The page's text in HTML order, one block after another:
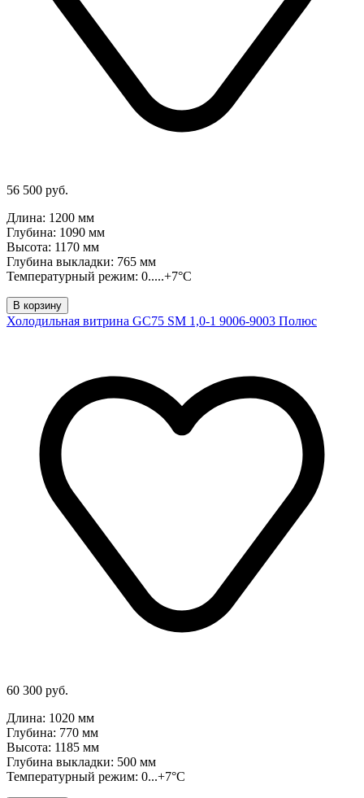
56 500 руб.
Длина: 1200 мм
Глубина: 1090 мм
Высота: 1170 мм
Глубина выкладки: 765 мм
Температурный режим: 0.....+7°C
В корзину
Холодильная витрина GC75 SM 1,0-1 9006-9003 Полюс
60 300 руб.
Длина: 1020 мм
Глубина: 770 мм
Высота: 1185 мм
Глубина выкладки: 500 мм
Температурный режим: 0...+7°C